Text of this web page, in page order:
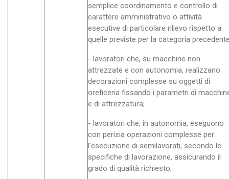
semplice coordinamento e controllo di
carattere amministrativo o attività
esecutive di particolare rilievo rispetto a
quelle previste per la categoria
- lavoratori che, su macchine non
attrezzate e con autonomia, realizzano
decorazioni complesse su oggetti di
oreficeria fissando i parametri di
e di attrezzatura;
- lavoratori che, in autonomia, eseguono
con perizia operazioni complesse per
l'esecuzione di semilavorati, secondo le
specifiche di lavorazione, assicurando il
grado di qualità richiesto;